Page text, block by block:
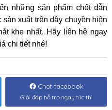
những sản phẩm chốt dẫn
xuất trên dây chuyền hiện
khe nhất. Hãy liên hệ ngay
chi tiết nhé!
Chat facebook
Giải đáp hỗ trợ ngay tức thì